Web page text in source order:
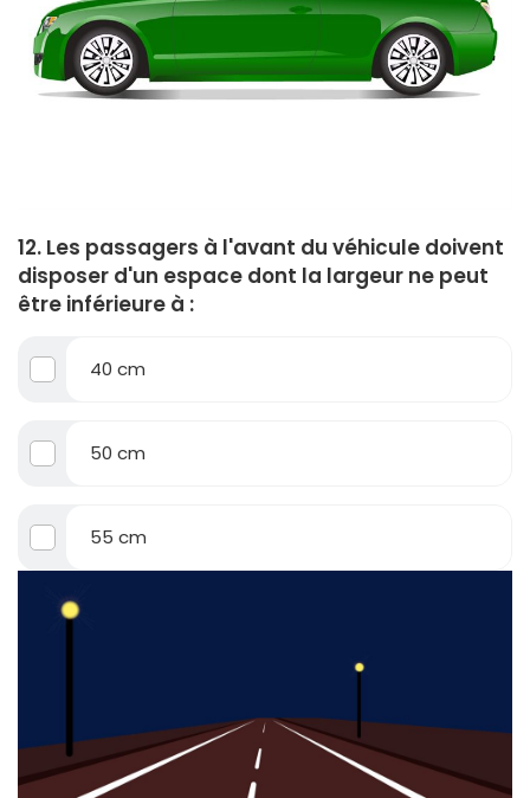
12. Les passagers à l'avant du véhicule doivent
disposer d'un espace dont la largeur ne peut
être inférieure à :
40 cm
50 cm
55 cm